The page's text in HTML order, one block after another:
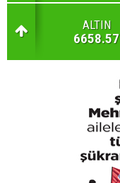
ALTIN
6658.57